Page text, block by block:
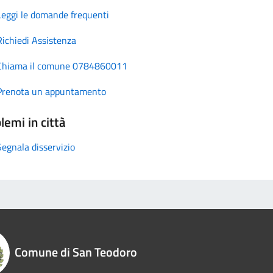
le domande frequenti
Assistenza
il comune 0784860011
un appuntamento
in città
disservizio
Comune di San Teodoro